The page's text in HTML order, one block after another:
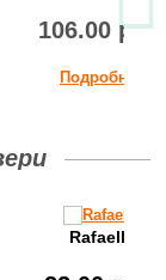
106.00 руб.
Подробнее
Rafaella